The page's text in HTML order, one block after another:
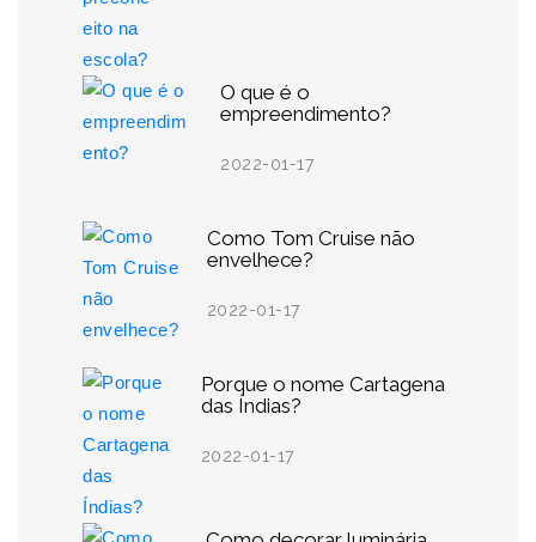
O que é o
empreendimento?
2022-01-17
Como Tom Cruise não
envelhece?
2022-01-17
Porque o nome Cartagena
das Índias?
2022-01-17